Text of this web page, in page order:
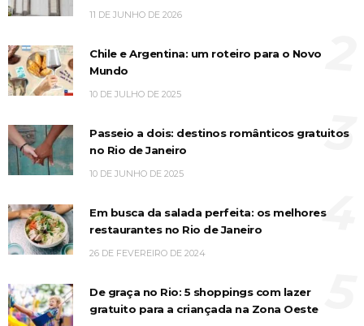
11 DE JUNHO DE 2026
Chile e Argentina: um roteiro para o Novo
Mundo
10 DE JULHO DE 2025
Passeio a dois: destinos românticos gratuitos
no Rio de Janeiro
10 DE JUNHO DE 2025
3
Em busca da salada perfeita: os melhores
restaurantes no Rio de Janeiro
26 DE FEVEREIRO DE 2024
4
De graça no Rio: 5 shoppings com lazer
gratuito para a criançada na Zona Oeste